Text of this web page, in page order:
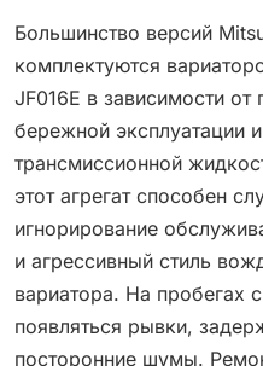
Большинство версий
комплектуются
JF016E в зависимости
бережной эксплуатации
трансмиссионной
этот агрегат способен
игнорирование
и агрессивный стиль
вариатора. На пробегах
появляться рывки,
посторонние шумы.